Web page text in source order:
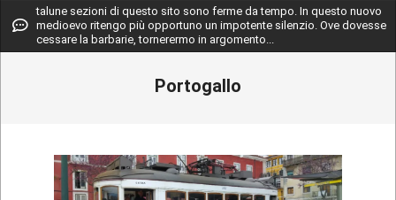
Primary
Navigation
Menu
talune sezioni di questo sito sono ferme da tempo. In questo nuovo
medioevo ritengo più opportuno un impotente silenzio. Ove dovesse
cessare la barbarie, tornerermo in argomento...
Portogallo